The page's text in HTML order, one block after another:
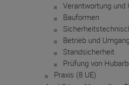
Verantwortung und
Bauformen
Betrieb und Umgang
Standsicherheit
Prüfung von
Praxis (8 UE)